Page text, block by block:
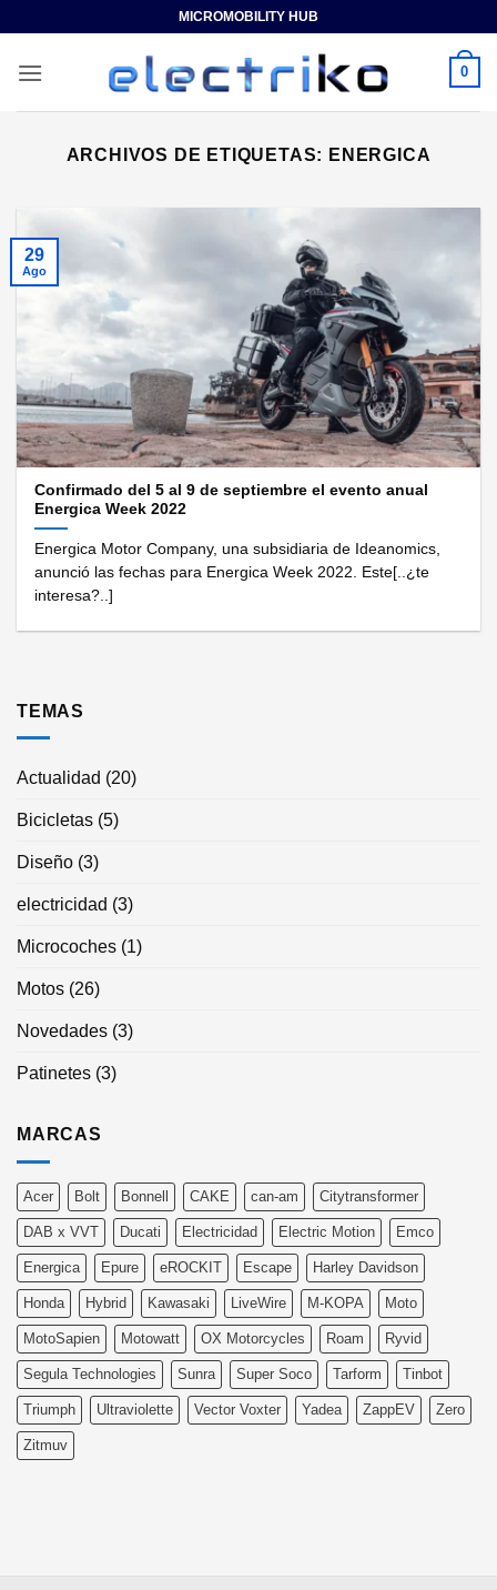
contenido
MICROMOBILITY HUB
0
ARCHIVOS DE ETIQUETAS: ENERGICA
Confirmado del 5 al 9 de septiembre el evento anual
Energica Week 2022
Energica Motor Company, una subsidiaria de Ideanomics,
anunció las fechas para Energica Week 2022. Este[..¿te
interesa?..]
29
Ago
TEMAS
Actualidad (20)
Bicicletas (5)
Diseño (3)
electricidad (3)
Microcoches (1)
Motos (26)
Novedades (3)
Patinetes (3)
MARCAS
Acer Bolt Bonnell CAKE can-am Citytransformer
DAB x VVT Ducati Electricidad Electric Motion Emco
Energica Epure eROCKIT Escape Harley Davidson
Honda Hybrid Kawasaki LiveWire M-KOPA Moto
MotoSapien Motowatt OX Motorcycles Roam Ryvid
Segula Technologies Sunra Super Soco Tarform Tinbot
Triumph Ultraviolette Vector Voxter Yadea ZappEV Zero
Zitmuv